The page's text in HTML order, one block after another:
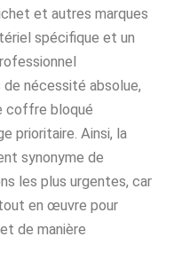
et autres marques
spécifique et un
nécessité absolue,
coffre bloqué
prioritaire. Ainsi, la
synonyme de
les plus urgentes, car
en œuvre pour
de manière